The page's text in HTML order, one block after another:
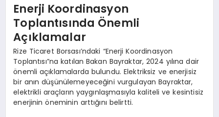
Enerji Koordinasyon
Toplantısında Önemli
Açıklamalar
Rize Ticaret Borsası’ndaki “Enerji Koordinasyon
Toplantısı”na katılan Bakan Bayraktar, 2024 yılına dair
önemli açıklamalarda bulundu. Elektriksiz ve enerjisiz
bir anın düşünülemeyeceğini vurgulayan Bayraktar,
elektrikli araçların yaygınlaşmasıyla kaliteli ve kesintisiz
enerjinin öneminin arttığını belirtti.